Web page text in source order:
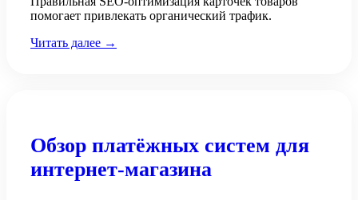
помогает привлекать органический трафик.
Читать далее →
Обзор платёжных систем для
интернет-магазина